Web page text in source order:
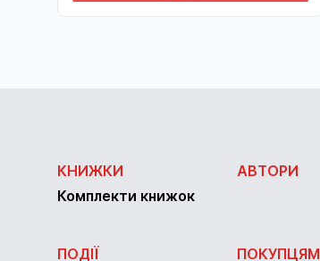
КНИЖКИ
Комплекти книжок
АВТОРИ
ПОДІЇ ПОКУПЦЯМ